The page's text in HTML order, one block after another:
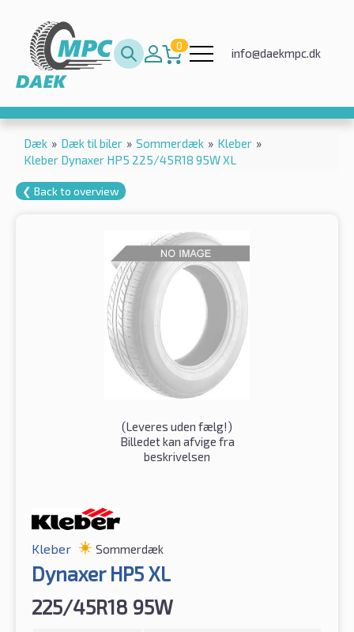
0
info@daekmpc.dk
Dæk » Dæk til biler » Sommerdæk » Kleber »
Kleber Dynaxer HP5 225/45R18 95W XL
❮ Back to overview
(Leveres uden fælg!)
Billedet kan afvige fra
beskrivelsen
Kleber Sommerdæk
Dynaxer HP5 XL
225/45R18 95W